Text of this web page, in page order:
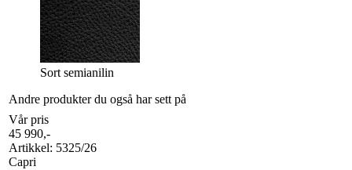
Sort semianilin
Andre produkter du også har sett på
Vår pris
45 990,-
Artikkel: 5325/26
Capri